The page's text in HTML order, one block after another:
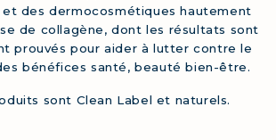
des dermocosmétiques hautement
de collagène, dont les résultats sont
prouvés pour aider à lutter contre le
bénéfices santé, beauté bien-être.
sont Clean Label et naturels.